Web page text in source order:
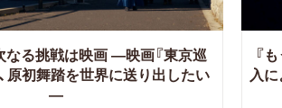
なる挑戦は映画 ―映画『東京巡
原初舞踏を世界に送り出したい
―
『
入